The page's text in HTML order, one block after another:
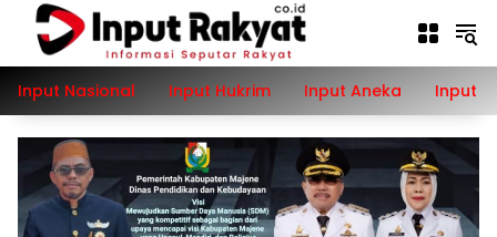
Langsung
konten
Input Nasional
Input Hukrim Input Aneka Input